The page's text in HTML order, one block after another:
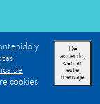
y condiciones|
y
de
cookies
De
acuerdo,
cerrar
este
mensaje